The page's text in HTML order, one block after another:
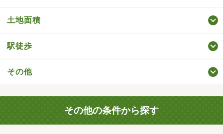
土地面積
駅徒歩
その他
その他の条件から探す